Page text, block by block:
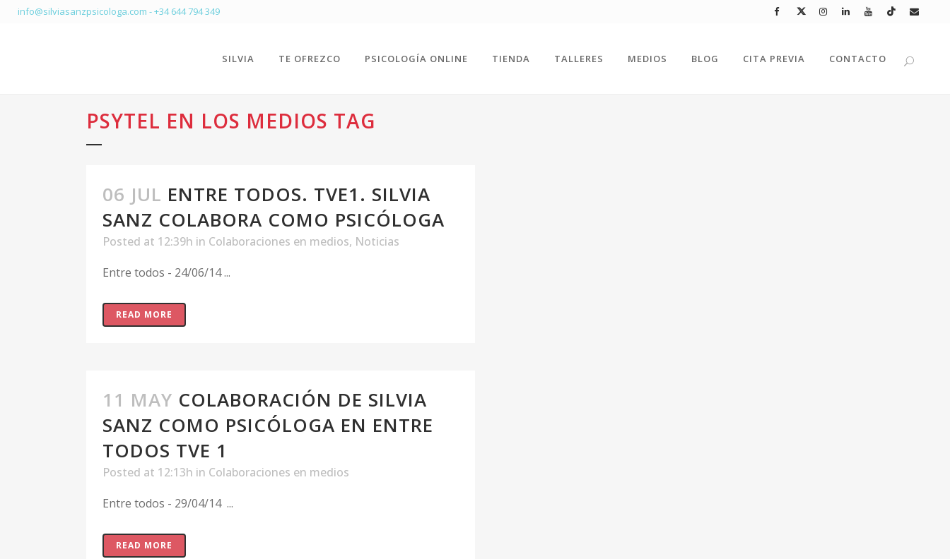
info@silviasanzpsicologa.com -+34 644 794 349
SILVIA TE OFREZCO PSICOLOGÍA ONLINE TIENDA TALLERES MEDIOS BLOG CITA PREVIA CONTACTO
PSYTEL EN LOS MEDIOS TAG
06 JUL ENTRE TODOS. TVE1. SILVIA
SANZ COLABORA COMO PSICÓLOGA
Posted at 12:39h in Colaboraciones en medios, Noticias
Entre todos - 24/06/14 ...
READ MORE
11 MAY COLABORACIÓN DE SILVIA
SANZ COMO PSICÓLOGA EN ENTRE
TODOS TVE 1
Posted at 12:13h in Colaboraciones en medios
Entre todos - 29/04/14 ...
READ MORE